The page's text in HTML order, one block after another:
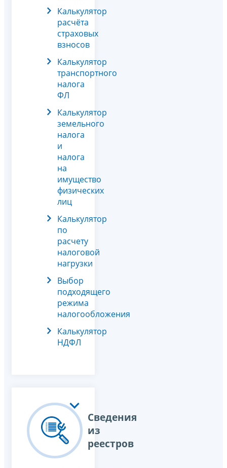
Калькулятор
расчёта
страховых
взносов
Калькулятор
транспортного
налога
ФЛ
Калькулятор
земельного
налога
и
налога
на
имущество
физических
лиц
Калькулятор
по
расчету
налоговой
нагрузки
Выбор
подходящего
режима
налогообложения
Калькулятор
НДФЛ
Сведения
из
реестров